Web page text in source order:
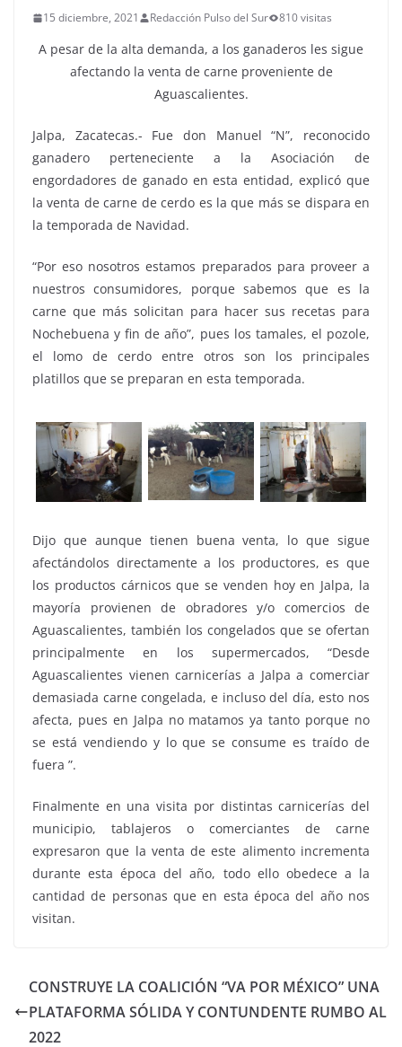
15 diciembre, 2021 Redacción Pulso del Sur 810 visitas
A pesar de la alta demanda, a los ganaderos les sigue
afectando la venta de carne proveniente de
Aguascalientes.
Jalpa, Zacatecas.- Fue don Manuel “N”, reconocido
ganadero perteneciente a la Asociación de
engordadores de ganado en esta entidad, explicó que
la venta de carne de cerdo es la que más se dispara en
la temporada de Navidad.
“Por eso nosotros estamos preparados para proveer a
nuestros consumidores, porque sabemos que es la
carne que más solicitan para hacer sus recetas para
Nochebuena y fin de año”, pues los tamales, el pozole,
el lomo de cerdo entre otros son los principales
platillos que se preparan en esta temporada.
Dijo que aunque tienen buena venta, lo que sigue
afectándolos directamente a los productores, es que
los productos cárnicos que se venden hoy en Jalpa, la
mayoría provienen de obradores y/o comercios de
Aguascalientes, también los congelados que se ofertan
principalmente en los supermercados, “Desde
Aguascalientes vienen carnicerías a Jalpa a comerciar
demasiada carne congelada, e incluso del día, esto nos
afecta, pues en Jalpa no matamos ya tanto porque no
se está vendiendo y lo que se consume es traído de
fuera ”.
Finalmente en una visita por distintas carnicerías del
municipio, tablajeros o comerciantes de carne
expresaron que la venta de este alimento incrementa
durante esta época del año, todo ello obedece a la
cantidad de personas que en esta época del año nos
visitan.
CONSTRUYE LA COALICIÓN “VA POR MÉXICO” UNA
PLATAFORMA SÓLIDA Y CONTUNDENTE RUMBO AL
2022